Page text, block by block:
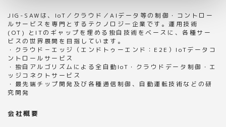
JIG-SAWは、IoT／クラウド／AIデータ等の制御・コントロー
ルサービスを専門とするテクノロジー企業です。運用技術
(OT) とITのギャップを埋める独自技術をベースに、各種サー
ビスの世界展開を目指しています。
・クラウド－エッジ（エンドトゥーエンド：E2E）IoTデータコ
ントロールサービス
・独自アルゴリズムによる全自動IoT・クラウドデータ制御・エ
ッジコネクトサービス
・最先端チップ開発及び各種通信制御、自動運転技術などの研
究開発
会社概要